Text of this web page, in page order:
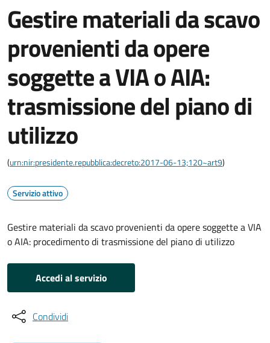
Gestire materiali da scavo
provenienti da opere
soggette a VIA o AIA:
trasmissione del piano di
utilizzo
(urn:nir:presidente.repubblica:decreto:2017-06-13;120~art9)
Servizio attivo
Gestire materiali da scavo provenienti da opere soggette a VIA
o AIA: procedimento di trasmissione del piano di utilizzo
Accedi al servizio
Condividi